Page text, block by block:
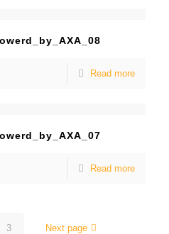
Read more
Read more
3 Next page